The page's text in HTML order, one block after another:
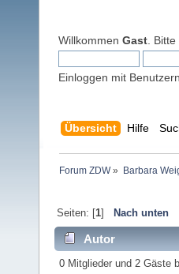
Willkommen Gast . Bitte
Einloggen mit
Übersicht Hilfe
Forum ZDW» Barbara
Seiten: [1] Nach unten
Autor
0 Mitglieder und 2 Gäste